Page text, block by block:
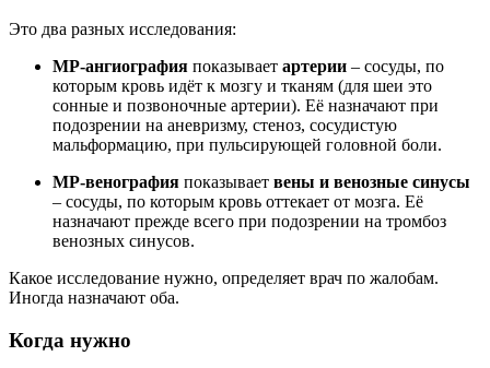
Это два разных исследования:
МР-ангиография показывает артерии – сосуды, по
которым кровь идёт к мозгу и тканям (для шеи это
сонные и позвоночные артерии). Её назначают при
подозрении на аневризму, стеноз, сосудистую
мальформацию, при пульсирующей головной боли.
МР-венография показывает вены и венозные синусы
– сосуды, по которым кровь оттекает от мозга. Её
назначают прежде всего при подозрении на тромбоз
венозных синусов.
Какое исследование нужно, определяет врач по жалобам.
Иногда назначают оба.
Когда нужно